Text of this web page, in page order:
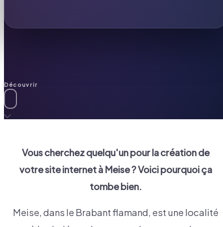
Découvrir
Vous cherchez quelqu'un pour la création de
votre site internet à Meise? Voici pourquoi ça
tombe bien.
Meise, dans le Brabant flamand, est une localité